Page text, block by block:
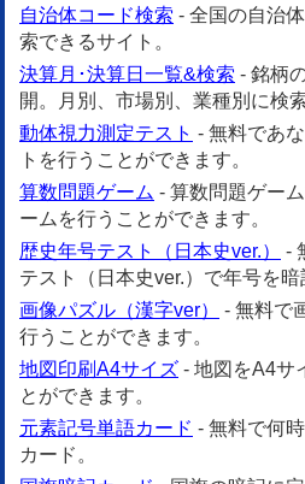
自治体コード検索 - 全国の自治
索できるサイト。
決算月･決算日一覧&検索 - 銘柄
開。月別、市場別、業種別に検索
動体視力測定テスト - 無料であ
トを行うことができます。
算数問題ゲーム - 算数問題ゲー
ームを行うことができます。
歴史年号テスト（日本史ver.）
-
テスト（日本史ver.）で年号を暗
画像パズル（漢字ver）
- 無料で
行うことができます。
地図印刷A4サイズ - 地図をA4サ
とができます。
元素記号単語カード - 無料で何
カード。